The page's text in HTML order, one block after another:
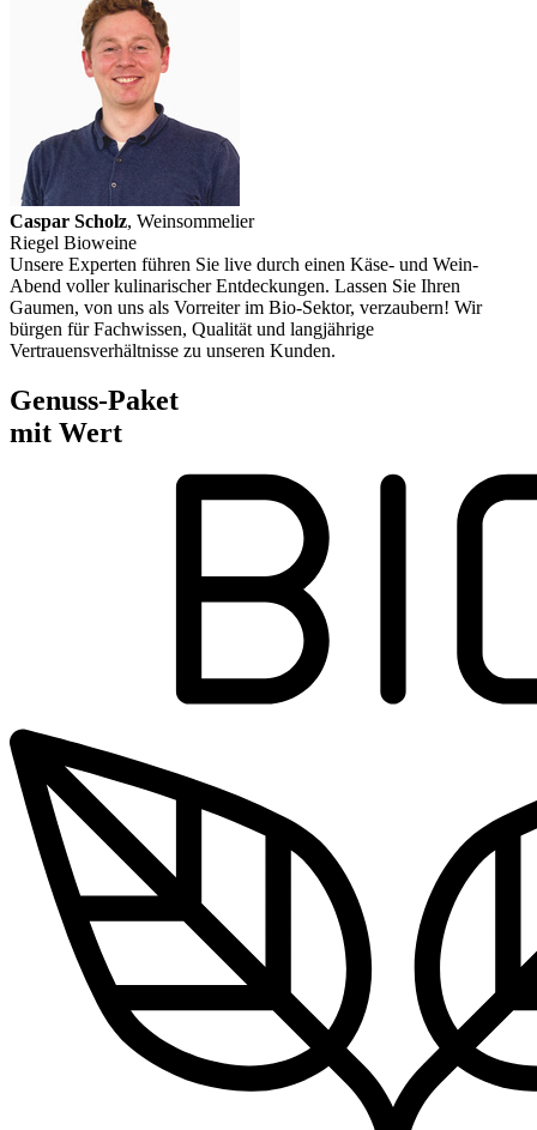
Caspar Scholz, Weinsommelier
Riegel Bioweine
Unsere Experten führen Sie live durch einen Käse- und Wein-
Abend voller kulinarischer Entdeckungen. Lassen Sie Ihren
Gaumen, von uns als Vorreiter im Bio-Sektor, verzaubern! Wir
bürgen für Fachwissen, Qualität und langjährige
Vertrauensverhältnisse zu unseren Kunden.
Genuss-Paket
mit Wert